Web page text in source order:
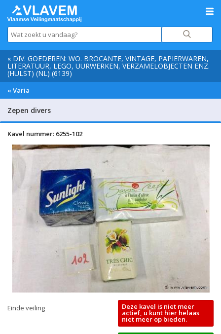
« DIV. GOEDEREN: WO. BROCANTE, VINTAGE, PAPIERWAREN,
LITERATUUR, LEGO, UURWERKEN, VERZAMELOBJECTEN ENZ.
(HULST) (NL) (6139)
« Varia
Zepen divers
Kavel nummer: 6255-102
Einde veiling Deze kavel is niet meer
actief, u kunt hier helaas
niet meer op bieden.